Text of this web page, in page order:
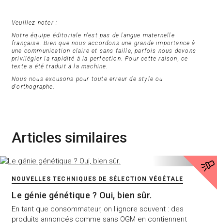
Veuillez noter :
Notre équipe éditoriale n'est pas de langue maternelle
française. Bien que nous accordons une grande importance à
une communication claire et sans faille, parfois nous devons
privilégier la rapidité à la perfection. Pour cette raison, ce
texte a été traduit à la machine.
Nous nous excusons pour toute erreur de style ou
d'orthographe.
Articles similaires
NOUVELLES TECHNIQUES DE SÉLECTION VÉGÉTALE
Le génie génétique ? Oui, bien sûr.
En tant que consommateur, on l'ignore souvent : des
produits annoncés comme sans OGM en contiennent